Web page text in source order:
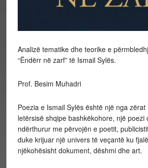
Analizë tematike dhe teorike e
“Ëndërr në zarf” të Ismail Sylës.
Prof. Besim Muhadri
Poezia e Ismail Sylës është një nga
letërsisë shqipe bashkëkohore, një poezi
ndërthurur me përvojën e poetit,
duke krijuar një univers të veçantë ku
njëkohësisht dokument, dëshmi dhe art.